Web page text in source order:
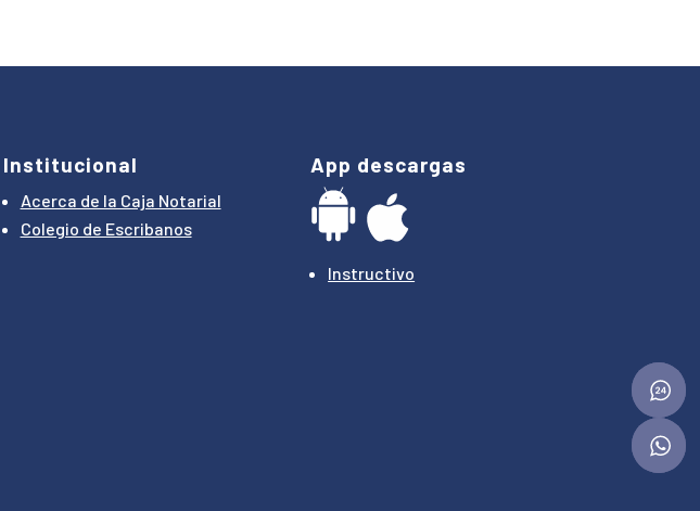
Institucional
Acerca de la Caja Notarial
Colegio de Escribanos
App descargas
Instructivo